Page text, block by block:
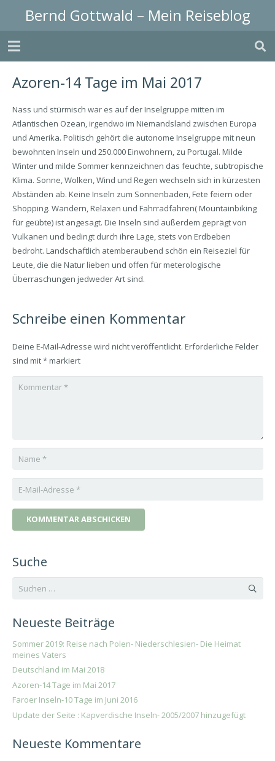
Bernd Gottwald – Mein Reiseblog
Azoren-14 Tage im Mai 2017
Nass und stürmisch war es auf der Inselgruppe mitten im
Atlantischen Ozean, irgendwo im Niemandsland zwischen Europa
und Amerika. Politisch gehört die autonome Inselgruppe mit neun
bewohnten Inseln und 250.000 Einwohnern, zu Portugal. Milde
Winter und milde Sommer kennzeichnen das feuchte, subtropische
Klima. Sonne, Wolken, Wind und Regen wechseln sich in kürzesten
Abständen ab. Keine Inseln zum Sonnenbaden, Fete feiern oder
Shopping. Wandern, Relaxen und Fahrradfahren( Mountainbiking
für geübte) ist angesagt. Die Inseln sind außerdem geprägt von
Vulkanen und bedingt durch ihre Lage, stets von Erdbeben
bedroht. Landschaftlich atemberaubend schön ein Reiseziel für
Leute, die die Natur lieben und offen für meterologische
Überraschungen jedweder Art sind.
Schreibe einen Kommentar
Deine E-Mail-Adresse wird nicht veröffentlicht. Erforderliche Felder
sind mit*markiert
KOMMENTAR ABSCHICKEN
Suche
Suchen
Neueste Beiträge
Sommer 2019: Reise nach Polen- Niederschlesien- Die Heimat
meines Vaters
Deutschland im Mai 2018
Azoren-14 Tage im Mai 2017
Faroer Inseln-10 Tage im Juni 2016
Update der Seite : Kapverdische Inseln- 2005/2007 hinzugefügt
Neueste Kommentare